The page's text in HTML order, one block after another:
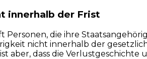
innerhalb der Frist
die ihre
nicht innerhalb der
aber, dass die